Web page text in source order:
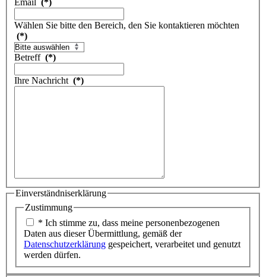
Email (*)
Wählen Sie bitte den Bereich, den Sie kontaktieren möchten
(*)
Betreff (*)
Ihre Nachricht (*)
Einverständniserklärung
Zustimmung
(*)
Zustimmung
* Ich stimme zu, dass meine personenbezogenen
Daten aus dieser Übermittlung, gemäß der
Datenschutzerklärung gespeichert, verarbeitet und genutzt
werden dürfen.